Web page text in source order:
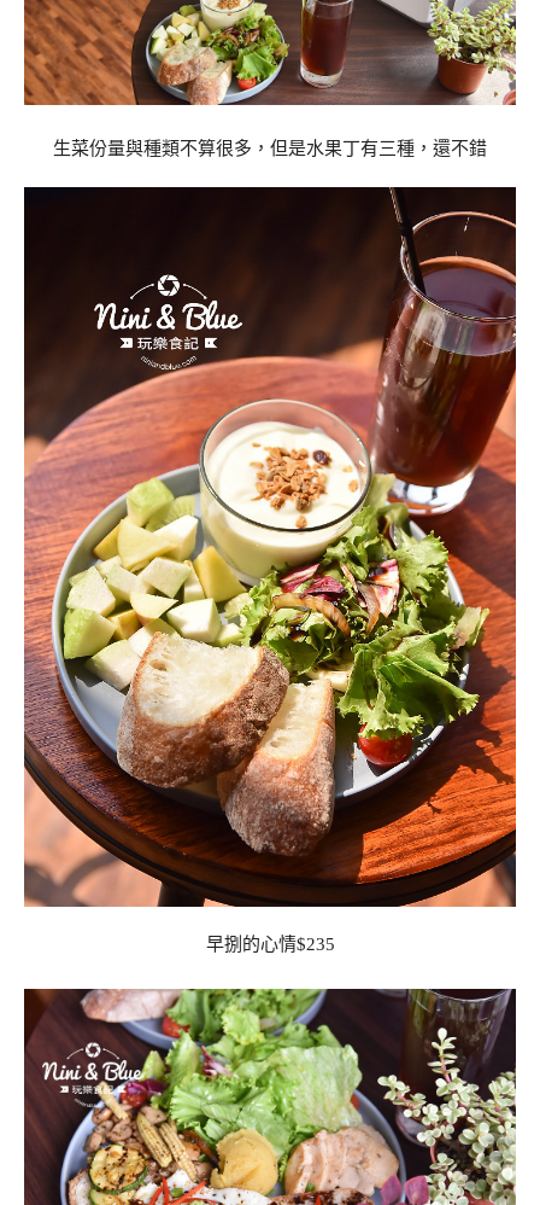
生菜份量與種類不算很多，但是水果丁有三種，還不錯
早捌的心情$235